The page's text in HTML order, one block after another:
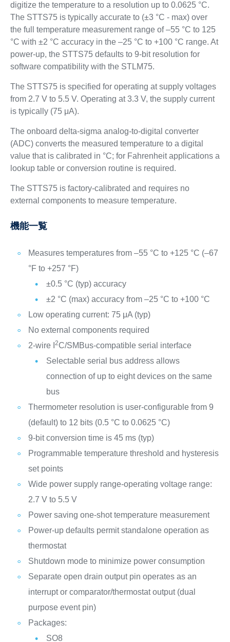
digitize the temperature to a resolution up to 0.0625 °C.
The STTS75 is typically accurate to (±3 °C - max) over
the full temperature measurement range of –55 °C to 125
°C with ±2 °C accuracy in the –25 °C to +100 °C range. At
power-up, the STTS75 defaults to 9-bit resolution for
software compatibility with the STLM75.
The STTS75 is specified for operating at supply voltages
from 2.7 V to 5.5 V. Operating at 3.3 V, the supply current
is typically (75 μA).
The onboard delta-sigma analog-to-digital converter
(ADC) converts the measured temperature to a digital
value that is calibrated in °C; for Fahrenheit applications a
lookup table or conversion routine is required.
The STTS75 is factory-calibrated and requires no
external components to measure temperature.
機能一覧
Measures temperatures from –55 °C to +125 °C (–67
°F to +257 °F)
±0.5 °C (typ) accuracy
±2 °C (max) accuracy from –25 °C to +100 °C
Low operating current: 75 μA (typ)
No external components required
2-wire I 2C/SMBus-compatible serial interface
Selectable serial bus address allows
connection of up to eight devices on the same
bus
Thermometer resolution is user-configurable from 9
(default) to 12 bits (0.5 °C to 0.0625 °C)
9-bit conversion time is 45 ms (typ)
Programmable temperature threshold and hysteresis
set points
Wide power supply range-operating voltage range:
2.7 V to 5.5 V
Power saving one-shot temperature measurement
Power-up defaults permit standalone operation as
thermostat
Shutdown mode to minimize power consumption
Separate open drain output pin operates as an
interrupt or comparator/thermostat output (dual
purpose event pin)
Packages:
SO8